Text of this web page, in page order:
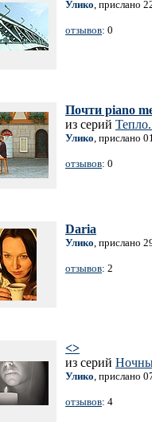
Улико, прислано
отзывов: 0
Почти piano
из серий
Улико, прислано
отзывов: 0
Daria
Улико, прислано
отзывов: 2
<>
из серий
Улико, прислано
отзывов: 4